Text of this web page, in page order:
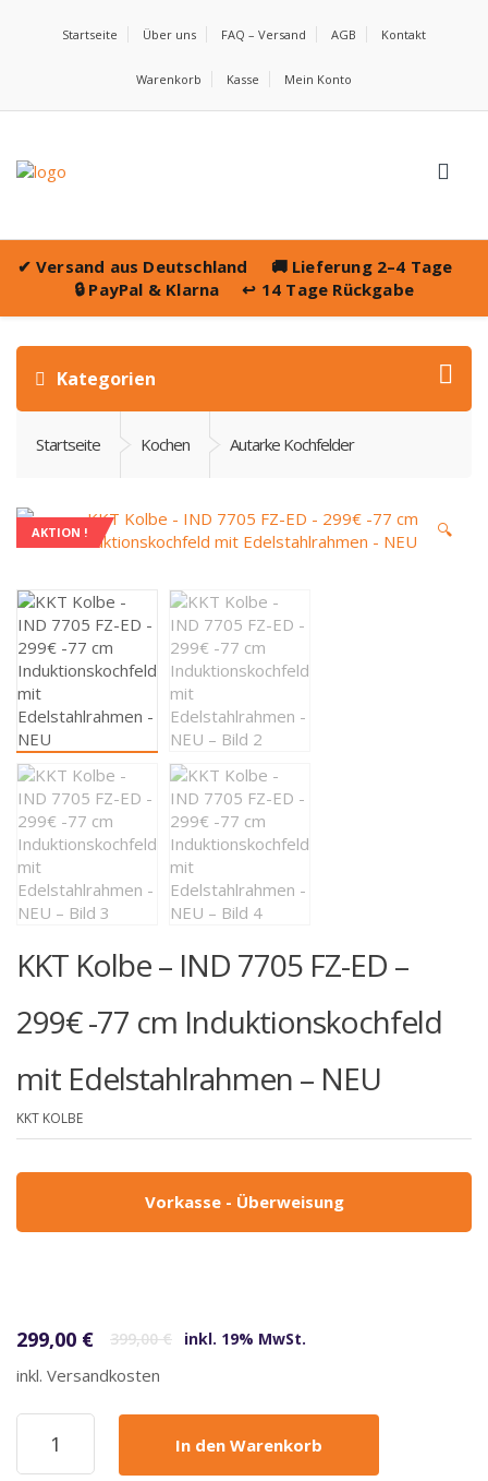
Startseite Über uns FAQ – Versand AGB Kontakt
Warenkorb Kasse Mein Konto
✔ Versand aus Deutschland 🚚 Lieferung 2–4 Tage
🔒 PayPal & Klarna ↩️ 14 Tage Rückgabe
Kategorien
Startseite Kochen Autarke Kochfelder
AKTION ! 🔍
KKT Kolbe – IND 7705 FZ-ED –
299€ -77 cm Induktionskochfeld
mit Edelstahlrahmen – NEU
KKT KOLBE
Vorkasse - Überweisung
399,00€
299,00 € inkl. 19% MwSt.
inkl. Versandkosten
KKT
Kolbe
-
In den Warenkorb